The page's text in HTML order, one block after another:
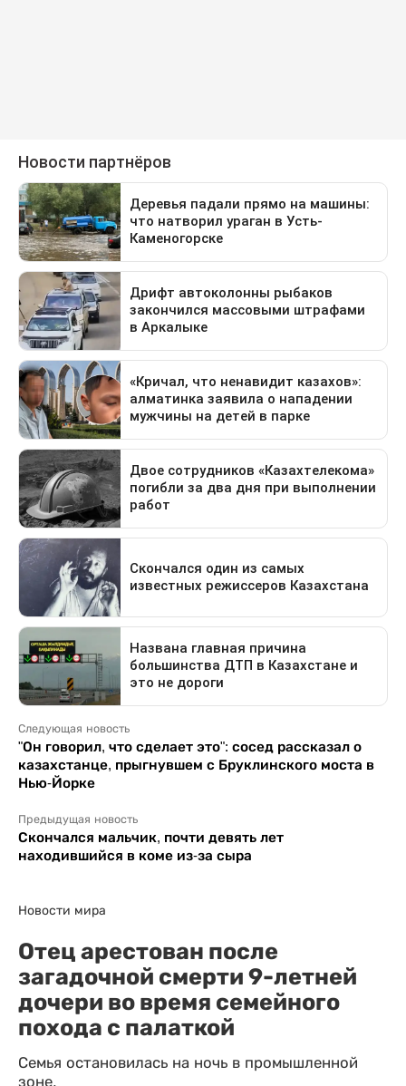
Следующая новость
"Он говорил, что сделает это": сосед рассказал о
казахстанце, прыгнувшем с Бруклинского моста в
Нью-Йорке
Предыдущая новость
Скончался мальчик, почти девять лет
находившийся в коме из-за сыра
Новости мира
Отец арестован после
загадочной смерти 9-летней
дочери во время семейного
похода с палаткой
Семья остановилась на ночь в промышленной
зоне.